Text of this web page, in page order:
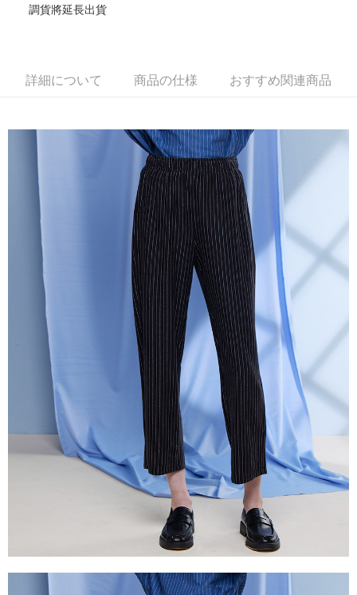
玉山商業銀行
元大商業銀行
HSBC(台湾)商業銀行
台新國際商業銀行
中国信託商業銀行
JKOPAY
Google Pay
AFTEE代金後払い
一、 AFTEE代金後払いについて
1.お支払い方法でAFTEE代金後払いを選択すると、携帯電話認証ウィンド
ウが表示されます。
2.SMSで認証してお支払い手続を進めてください。
3.注文するときのお支払いは不要です。商品はご指定の住所に配送されま
4.ご注文が完了すると、携帯に支払い通知のSMSが届きます。アプリ会員
の場合は、AFTEE アプリプッシュ通知が届きます。
5.商品受け取り時のお支払いは不要です。商品を確かめてから、SMSまた
はアプリの通知に従って、4大コンビニ、またはATM/オンラインバンキン
グでお支払いください。
代金納付期限は最短で 14 日以内ですので、ご注意ください。AFTEE アプ
リをダウンロードして AFTEE 会員になるとお支払い期限を最長 45 日以内
まで延長できます。
お支払期限は、ショップが請求した期日と、AFTEEで延長できる日数をも
とに計算されます。AFTEEで注文すると、商品を受け取るまで支払い期限
を延長できますが、商品を期限内に受け取れない場合があります（例：予
約商品や商品到着日が比較的遅い商品）。そのため、商品到着の有無に関
わらず、AFTEEで指定された期限内にお支払いください。
1.初回 AFTEEを ご利用の際に、認証結果及び当社の審査の結果に基づ
3.現在、台湾の会員のみご利用いただけます。
三、利用規約「AFTEE代金後払い」（以下当サービスという）はネットプ
ロテクションズ（以下 AFTEE という）が提供し、AFTEEが代金を徴収し
ATM払い
代金引換
配送方法
全家超商取貨付款
配送毎にNT$100、NT$2,000以上で送料無料
付款後全家超商取貨
配送毎にNT$100、NT$2,000以上で送料無料
7-11超商取貨付款
配送毎にNT$100、NT$2,000以上で送料無料
付款後7-11超商取貨
配送毎にNT$100、NT$2,000以上で送料無料
配送毎にNT$100、NT$2,000以上で送料無料
送料無料
貨到付款
調貨將延長出貨
詳細について 商品の仕様 おすすめ関連商品